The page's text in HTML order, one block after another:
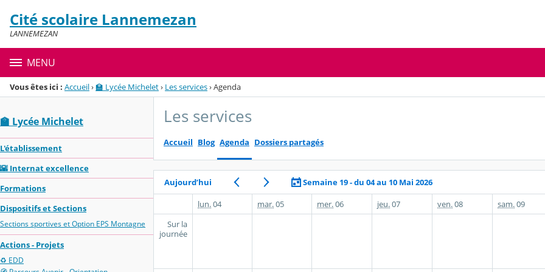
Menu de la rubrique
Contenu
Cité scolaire Lannemezan
LANNEMEZAN
MENU
Vous êtes ici : Accueil›🏫 Lycée Michelet› Les services›Agenda
🏫 Lycée Michelet
L'établissement
🌇 Internat excellence
Formations
Dispositifs et Sections
Sections sportives et Option EPS Montagne
Actions - Projets
♻️ EDD
Les services
Accueil Blog Agenda Dossiers partagés
Aujourd’hui
Semaine 19 - du 04 au 10 Mai 2026
lun.04 mar.05 mer.06 jeu.07 ven.08 sam.09
Sur la
journée